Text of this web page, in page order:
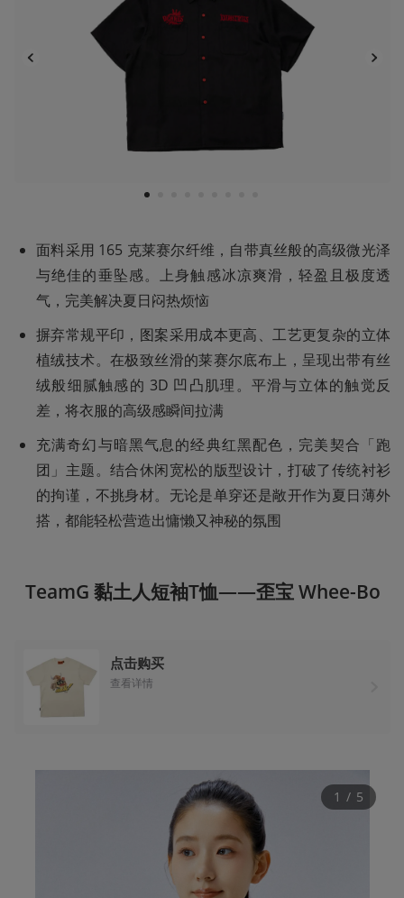
1
面料采用 165 克莱赛尔纤维，自带真丝般的高级微光泽
与绝佳的垂坠感。上身触感冰凉爽滑，轻盈且极度透
气，完美解决夏日闷热烦恼
摒弃常规平印，图案采用成本更高、工艺更复杂的立体
植绒技术。在极致丝滑的莱赛尔底布上，呈现出带有丝
绒般细腻触感的 3D 凹凸肌理。平滑与立体的触觉反
差，将衣服的高级感瞬间拉满
充满奇幻与暗黑气息的经典红黑配色，完美契合「跑
团」主题。结合休闲宽松的版型设计，打破了传统衬衫
的拘谨，不挑身材。无论是单穿还是敞开作为夏日薄外
搭，都能轻松营造出慵懒又神秘的氛围
TeamG 黏土人短袖T恤——歪宝 Whee-Bo
点击购买
查看详情
1 / 5